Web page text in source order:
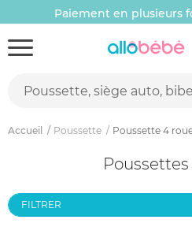
Paiement en plusieurs
Accueil Poussette Poussette 4
FILTRER